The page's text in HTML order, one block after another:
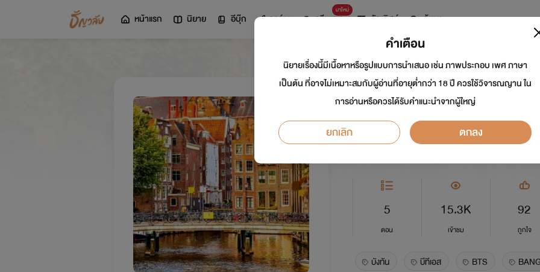
หน้าแรก นิยาย อีบุ๊ก การ์ตูน
มาใหม่
ดรีมแชท ธัญลิสต์ ค้นหา
[BTS-KOOKMIN]
นักเขียน:minmin.
Y
5
ตอน
15.3K
เข้าชม
92
ถูกใจ
บังทัน บีทีเอส BTS
คำเตือน
นิยายเรื่องนี้มีเนื้อหาหรือรูปแบบการนำเสนอ เช่น ภาพประกอบ เพศ ภาษา
เป็นต้น ที่อาจไม่เหมาะสมกับผู้อ่านที่อายุต่ำกว่า 18 ปี ควรใช้วิจารณญาน ใน
การอ่านหรือควรได้รับคำแนะนำจากผู้ใหญ่
ยกเลิก ตกลง